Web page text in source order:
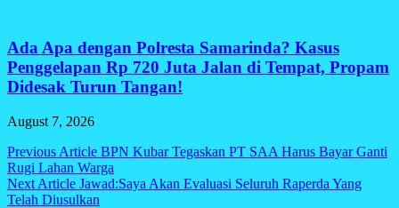
Ada Apa dengan Polresta Samarinda? Kasus
Penggelapan Rp 720 Juta Jalan di Tempat, Propam
Didesak Turun Tangan!
August 7, 2026
Post
navigation
Previous Article BPN Kubar Tegaskan PT SAA Harus Bayar Ganti
Rugi Lahan Warga
Next Article Jawad:Saya Akan Evaluasi Seluruh Raperda Yang
Telah Diusulkan